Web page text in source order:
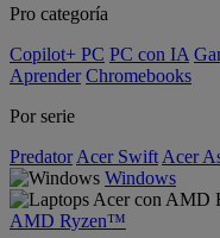
Pro categoría
Copilot+ PC PC con IA
Aprender Chromebooks
Por serie
Predator Acer Swift Acer
Windows
AMD Ryzen™